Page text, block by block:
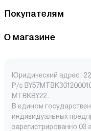
Покупателям
О магазине
Юридический адрес:
Р/с
MTBKBY22.
В едином
индивидуальных
зарегистрированно 03